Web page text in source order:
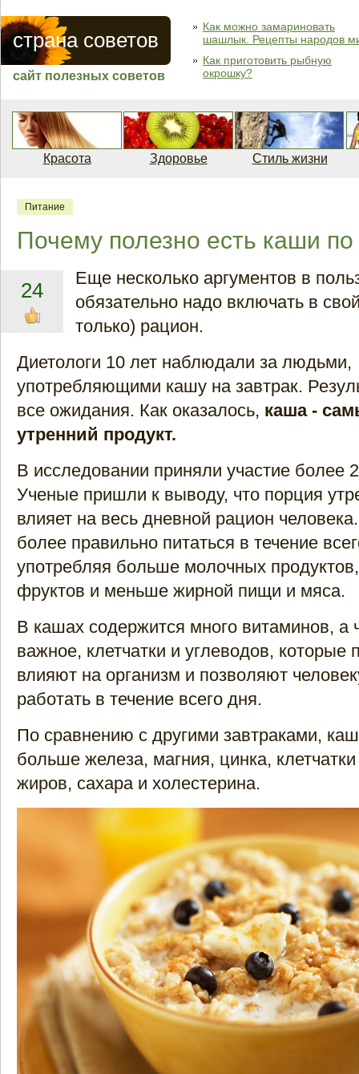
страна советов
сайт полезных советов
Как можно замариновать
шашлык. Рецепты народов
Как приготовить рыбную
окрошку?
Красота Здоровье Стиль жизни
Питание
Почему полезно есть каши
24
Еще несколько аргументов в
обязательно надо включать в
только) рацион.
Диетологи 10 лет наблюдали за людьми,
употребляющими кашу на завтрак.
все ожидания. Как оказалось, каша -
утренний продукт.
В исследовании приняли участие более
Ученые пришли к выводу, что порция
влияет на весь дневной рацион
более правильно питаться в течение
употребляя больше молочных
фруктов и меньше жирной пищи и мяса.
В кашах содержится много витаминов, а
важное, клетчатки и углеводов, которые
влияют на организм и позволяют
работать в течение всего дня.
По сравнению с другими завтраками,
больше железа, магния, цинка,
жиров, сахара и холестерина.